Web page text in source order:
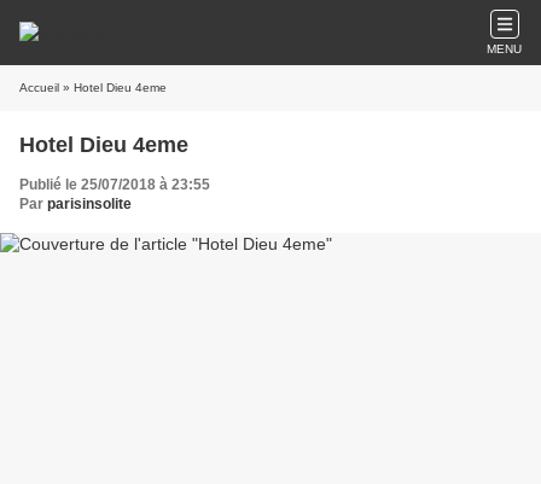
MENU
Accueil » Hotel Dieu 4eme
Hotel Dieu 4eme
Publié le 25/07/2018 à 23:55
Par parisinsolite